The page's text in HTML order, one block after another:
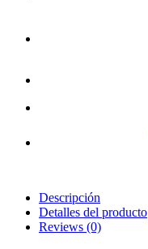
Descripción
Detalles del producto
Reviews (0)